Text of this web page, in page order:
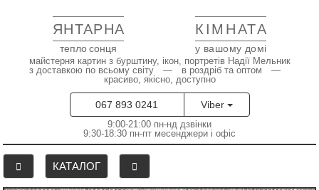
ЯНТАРНА КІМНАТА
тепло сонця у вашому домі
майстерня картин з бурштину, ікон, портретів Надії Мельник
з доставкою по всьому світу — в роздріб та оптом —
красиво, якісно, доступно
067 893 0241 Viber
9:00-21:00 пн-нд дзвінки
9:30-18:30 пн-пт месенджери і офіс
КАТАЛОГ